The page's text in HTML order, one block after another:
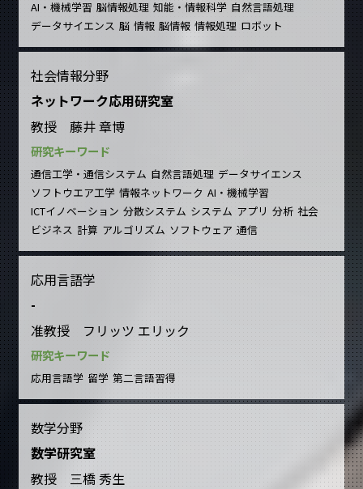
AI・機械学習 脳情報処理 知能・情報科学 自然言語処理
データサイエンス 脳 情報 脳情報 情報処理 ロボット
社会情報分野
ネットワーク応用研究室
教授 藤井 章博
研究キーワード
通信工学・通信システム 自然言語処理 データサイエンス
ソフトウエア工学 情報ネットワーク AI・機械学習
ICTイノベーション 分散システム システム アプリ 分析 社会
ビジネス 計算 アルゴリズム ソフトウェア 通信
応用言語学
-
准教授 フリッツ エリック
研究キーワード
応用言語学 留学 第二言語習得
数学分野
数学研究室
教授 三橋 秀生